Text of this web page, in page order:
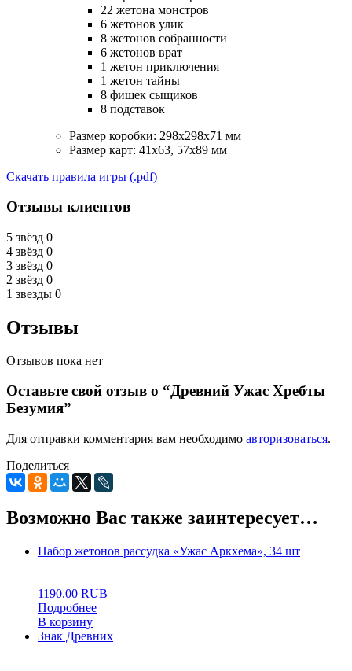
22 жетона монстров
6 жетонов улик
8 жетонов собранности
6 жетонов врат
1 жетон приключения
1 жетон тайны
8 фишек сыщиков
8 подставок
Размер коробки: 298x298x71 мм
Размер карт: 41х63, 57х89 мм
Скачать правила игры (.pdf)
Отзывы клиентов
5 звёзд 0
4 звёзд 0
3 звёзд 0
2 звёзд 0
1 звезды 0
Отзывы
Отзывов пока нет
Оставьте свой отзыв о “Древний Ужас Хребты
Безумия”
Для отправки комментария вам необходимо авторизоваться.
Поделиться
Возможно Вас также заинтересует…
Набор жетонов рассудка «Ужас Аркхема», 34 шт
1190.00 RUB
Подробнее
В корзину
Знак Древних